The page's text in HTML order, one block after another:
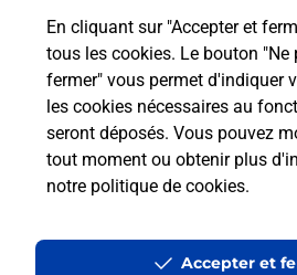
En cliquant sur "Accepter et
tous les cookies. Le bouton "Ne
fermer" vous permet d'indiquer
les cookies nécessaires au
seront déposés. Vous pouvez
tout moment ou obtenir plus
notre politique de cookies.
Accepter et
Localiser Liste
Liste - téléassistance
Alpes-Maritimes - téléassistance
Accessibilité : partiellement conforme